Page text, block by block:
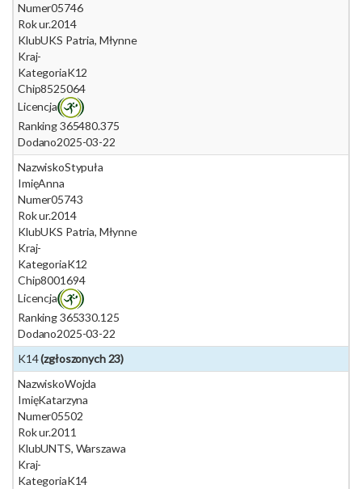
Numer05746
Rok ur.2014
KlubUKS Patria, Młynne
Kraj-
KategoriaK12
Chip8525064
Licencja
Ranking 365480.375
Dodano2025-03-22
NazwiskoStypuła
ImięAnna
Numer05743
Rok ur.2014
KlubUKS Patria, Młynne
Kraj-
KategoriaK12
Chip8001694
Licencja
Ranking 365330.125
Dodano2025-03-22
K14(zgłoszonych 23)
NazwiskoWojda
ImięKatarzyna
Numer05502
Rok ur.2011
KlubUNTS, Warszawa
Kraj-
KategoriaK14